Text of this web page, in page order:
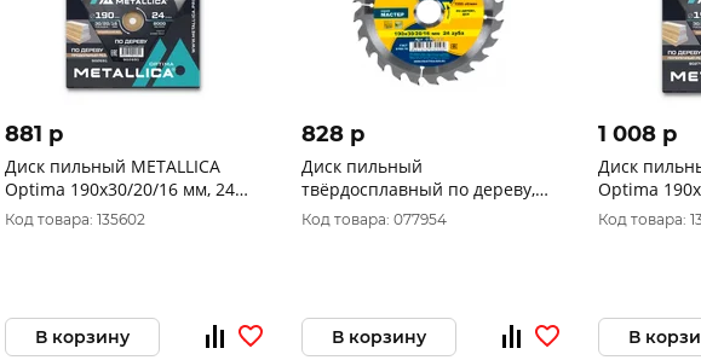
881 p
Диск пильный METALLICA
Optima 190x30/20/16 мм, 24
зуба, Т=2,4 мм по дереву
Код товара: 135602
В корзину
828 p
Диск пильный
твёрдосплавный по дереву,
ДСП ПРАКТИКА 190 х 30\20 мм,
24 зуба 030-405
Код товара: 077954
В корзину
1 008 p
Диск
Optima
зуба, Т=2,4
Код товара:
В